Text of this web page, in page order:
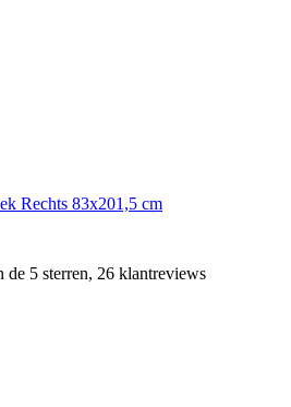
Rechts 83x201,5 cm
de 5 sterren, 26 klantreviews